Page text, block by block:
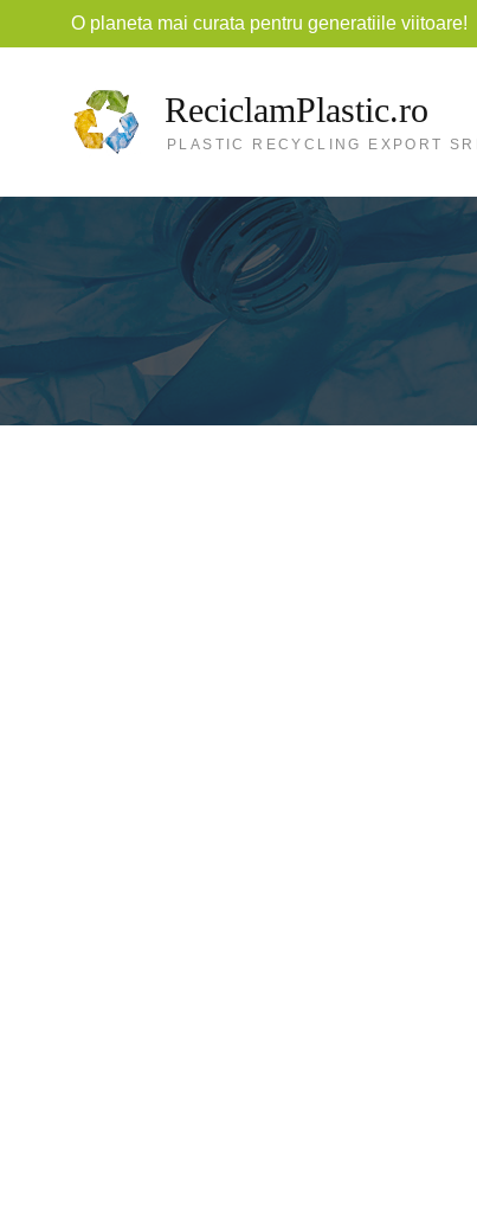
O planeta mai curata pentru generatiile viitoare!
ReciclamPlastic.ro
PLASTIC RECYCLING EXPORT